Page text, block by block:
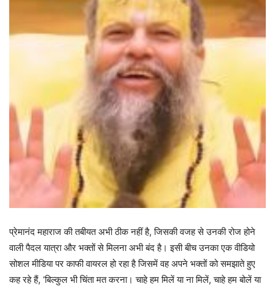
प्रेमानंद महाराज की तबीयत अभी ठीक नहीं है, जिसकी वजह से उनकी रोज होने
वाली पैदल यात्रा और भक्तों से मिलना अभी बंद है। इसी बीच उनका एक वीडियो
सोशल मीडिया पर काफी वायरल हो रहा है जिसमें वह अपने भक्तों को समझाते हुए
कह रहे हैं, ‘बिल्कुल भी चिंता मत करना। चाहे हम मिलें या ना मिलें, चाहे हम बोलें या